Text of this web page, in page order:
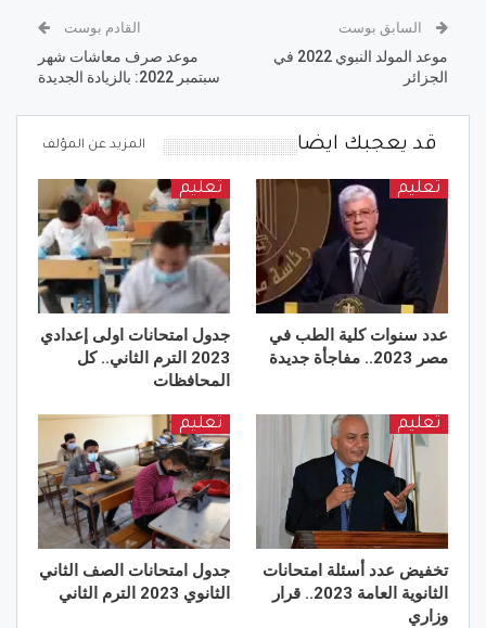
السابق بوست
موعد المولد النبوي 2022 في
الجزائر
القادم بوست
موعد صرف معاشات شهر
سبتمبر 2022: بالزيادة الجديدة
قد يعجبك ايضا المزيد عن المؤلف
تعليم
عدد سنوات كلية الطب في
مصر 2023.. مفاجأة جديدة
تعليم
جدول امتحانات اولى إعدادي
2023 الترم الثاني.. كل
المحافظات
تعليم
تخفيض عدد أسئلة امتحانات
الثانوية العامة 2023.. قرار
وزاري
تعليم
جدول امتحانات الصف الثاني
الثانوي 2023 الترم الثاني